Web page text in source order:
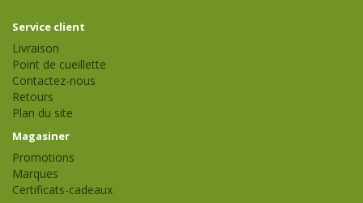
Service client
Livraison
Point de cueillette
Contactez-nous
Retours
Plan du site
Magasiner
Promotions
Marques
Certificats-cadeaux